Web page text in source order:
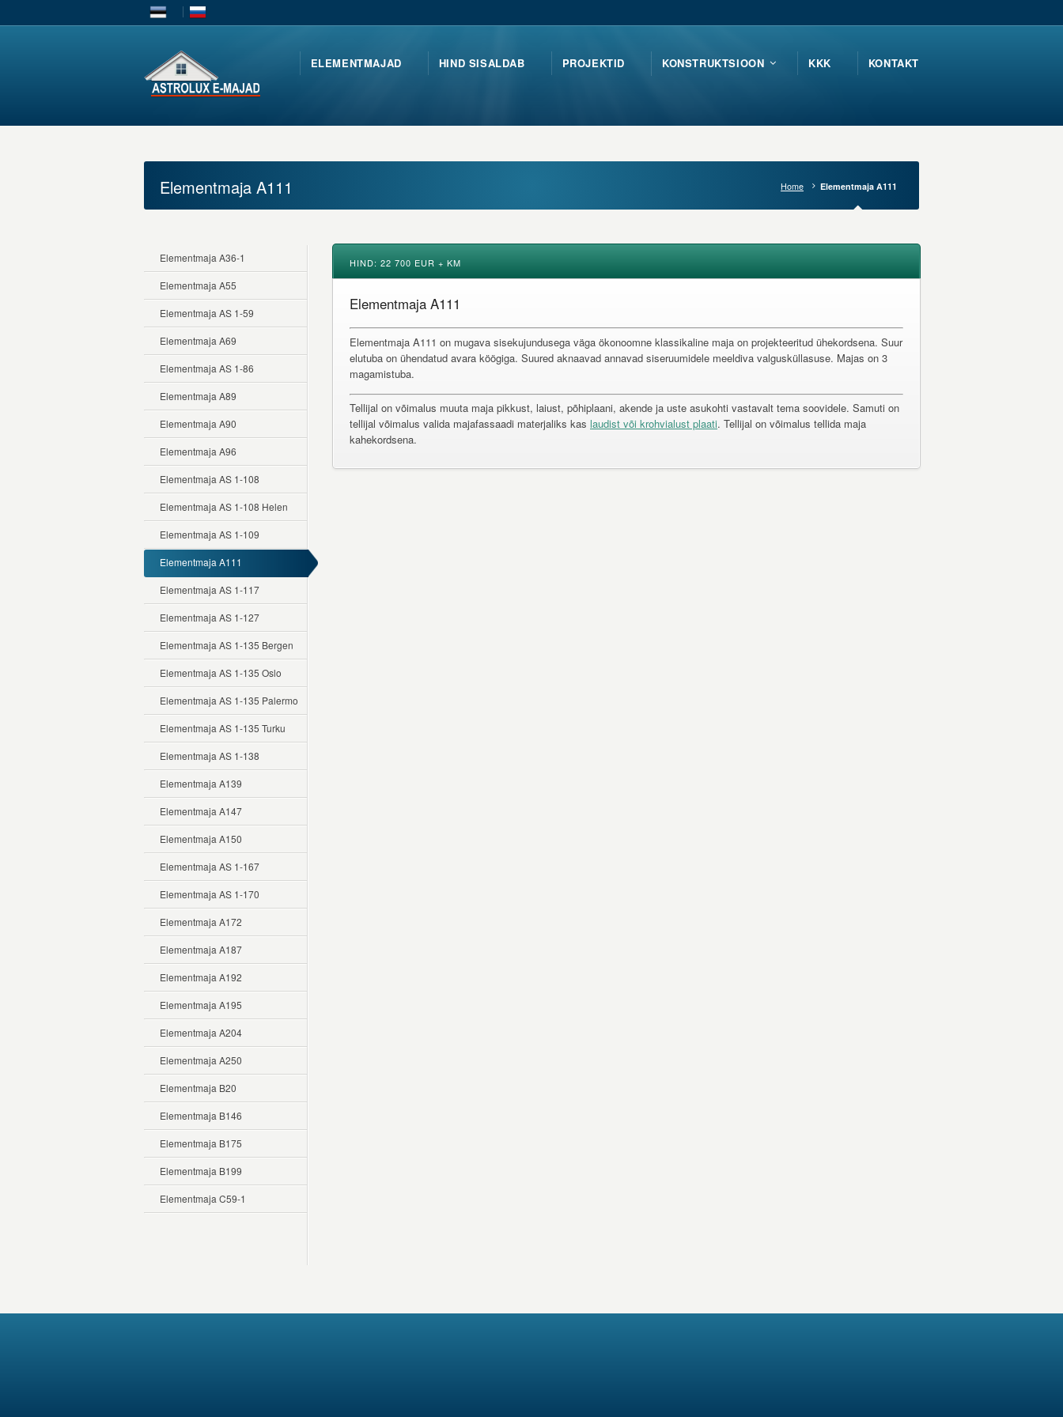
ELEMENTMAJAD HIND SISALDAB PROJEKTID KONSTRUKTSIOON KKK KONTAKT
Elementmaja A111 Home Elementmaja A111
Elementmaja A36-1
Elementmaja A55
Elementmaja AS 1-59
Elementmaja A69
Elementmaja AS 1-86
Elementmaja A89
Elementmaja A90
Elementmaja A96
Elementmaja AS 1-108
Elementmaja AS 1-108 Helen
Elementmaja AS 1-109
Elementmaja A111
Elementmaja AS 1-117
Elementmaja AS 1-127
Elementmaja AS 1-135 Bergen
Elementmaja AS 1-135 Oslo
Elementmaja AS 1-135 Palermo
Elementmaja AS 1-135 Turku
Elementmaja AS 1-138
Elementmaja A139
Elementmaja A147
Elementmaja A150
Elementmaja AS 1-167
Elementmaja AS 1-170
Elementmaja A172
Elementmaja A187
Elementmaja A192
Elementmaja A195
Elementmaja A204
Elementmaja A250
Elementmaja B20
Elementmaja B146
Elementmaja B175
Elementmaja B199
Elementmaja C59-1
HIND: 22 700 EUR + KM
Elementmaja A111
Elementmaja A111 on mugava sisekujundusega väga ökonoomne klassikaline maja on projekteeritud ühekordsena. Suur
elutuba on ühendatud avara köögiga. Suured aknaavad annavad siseruumidele meeldiva valgusküllasuse. Majas on 3
magamistuba.
Tellijal on võimalus muuta maja pikkust, laiust, põhiplaani, akende ja uste asukohti vastavalt tema soovidele. Samuti on
tellijal võimalus valida majafassaadi materjaliks kas laudist või krohvialust plaati. Tellijal on võimalus tellida maja
kahekordsena.